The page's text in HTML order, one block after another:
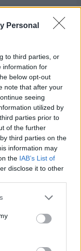
Personal
to third parties, or
information for
below opt-out
note that after your
seeing
utilized by
parties prior to
of the further
third parties on the
information may
the IAB’s List of
disclose it to other
or more Google
You may click to
party tags to
in below Google